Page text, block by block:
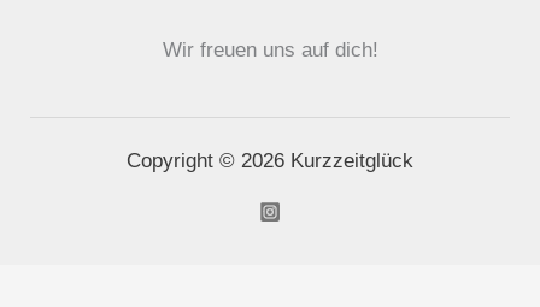
Wir freuen uns auf dich!
Copyright © 2026 Kurzzeitglück